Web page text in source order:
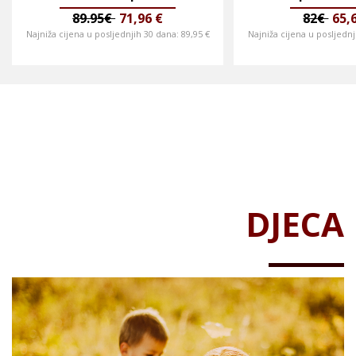
89.95€ 71,96 €
Najniža cijena u posljednjih 30 dana: 89,95 €
82€
Najniža cijena u
DJECA